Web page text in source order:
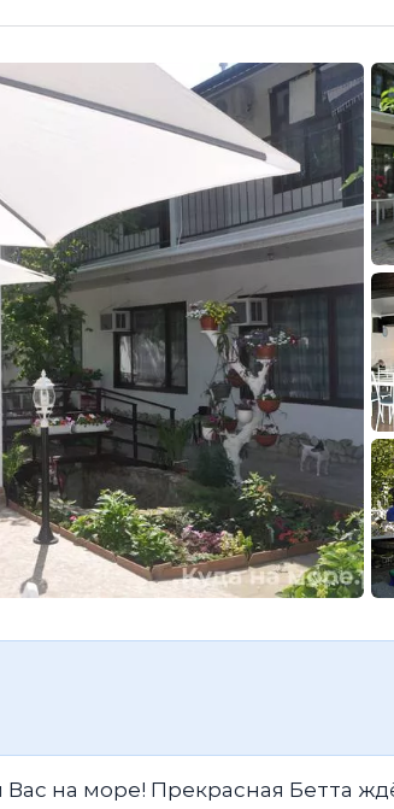
на море! Прекрасная Бетта